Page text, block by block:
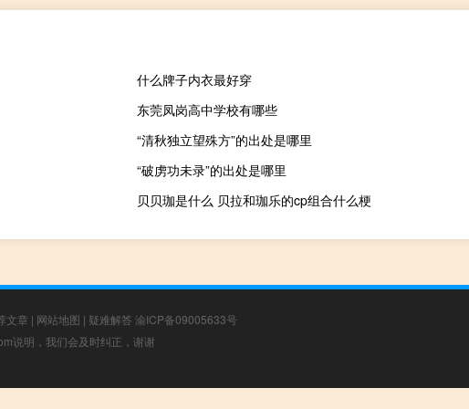
什么牌子内衣最好穿
东莞凤岗高中学校有哪些
“清秋独立望殊方”的出处是哪里
“破虏功未录”的出处是哪里
贝贝珈是什么 贝拉和珈乐的cp组合什么梗
文章 | 网站地图 | 疑难解答 渝ICP备09005633号
说明，我们会及时纠正，谢谢